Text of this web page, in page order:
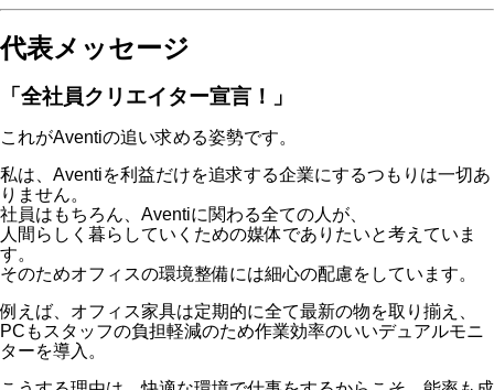
代表メッセージ
「全社員クリエイター宣言！」
これがAventiの追い求める姿勢です。
私は、Aventiを利益だけを追求する企業にするつもりは一切あ
りません。
社員はもちろん、Aventiに関わる全ての人が、
人間らしく暮らしていくための媒体でありたいと考えていま
す。
そのためオフィスの環境整備には細心の配慮をしています。
例えば、オフィス家具は定期的に全て最新の物を取り揃え、
PCもスタッフの負担軽減のため作業効率のいいデュアルモニ
ターを導入。